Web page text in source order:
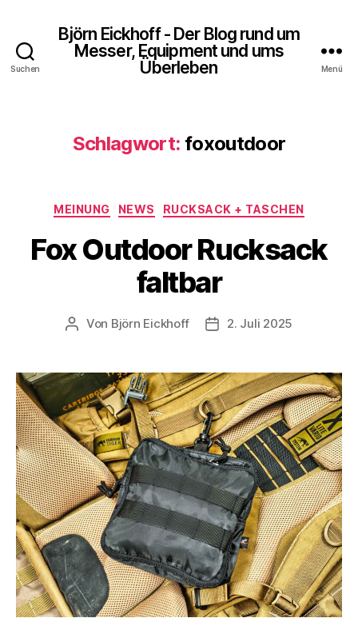
Suchen
Björn Eickhoff - Der Blog rund um
Messer, Equipment und ums
Überleben
Menü
Schlagwort: foxoutdoor
Kategorien
MEINUNG NEWS RUCKSACK + TASCHEN
Fox Outdoor Rucksack
faltbar
Beitragsautor
Von Björn Eickhoff Veröffentlichungsdatum
2. Juli 2025